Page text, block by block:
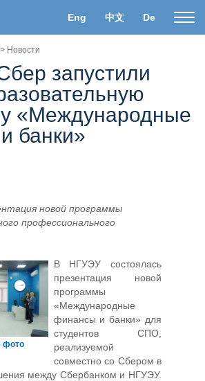
Eng 中文 De
> Новости
запустили
«Международные
банки»
новой программы
профессионального
фото
В НГУЭУ состоялась
презентация новой
программы
«Международные
финансы и банки» для
студентов СПО,
реализуемой
совместно со Сбером в
между Сбербанком и НГУЭУ.